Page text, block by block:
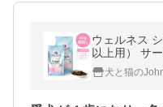
ウェルネス
以上用） サ
フード ドラ
グレインフ
犬と猫の